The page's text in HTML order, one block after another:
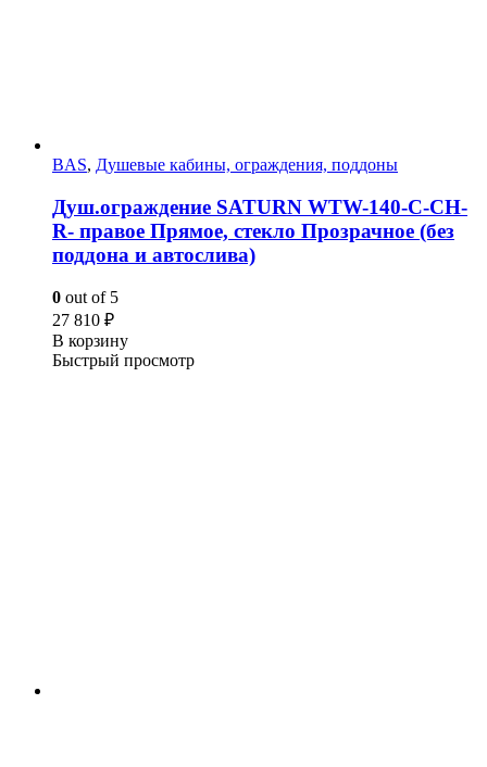
BAS, Душевые кабины, ограждения, поддоны
Душ.ограждение SATURN WTW-140-C-CH-
R- правое Прямое, стекло Прозрачное (без
поддона и автослива)
0 out of 5
27 810 ₽
В корзину
Быстрый просмотр